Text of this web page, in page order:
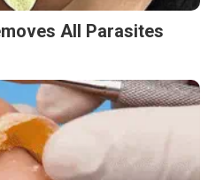
All Parasites